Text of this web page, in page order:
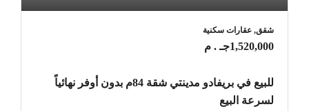
شقق, عقارات سكنية
1,520,000جـ . م
للبيع في بريفادو مدينتي شقة 84م بدون أوفر نهائياً
لسرعة البيع